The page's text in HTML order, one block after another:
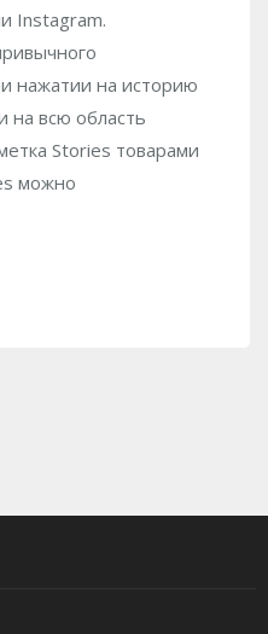
Instagram.
нажатии на историю
на всю область
Stories товарами
можно